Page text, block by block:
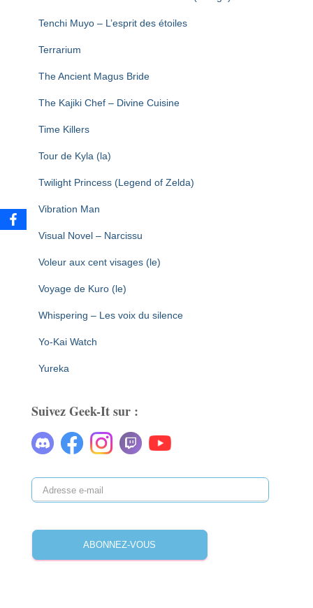
Tenchi Muyo – L’esprit des étoiles
Terrarium
The Ancient Magus Bride
The Kajiki Chef – Divine Cuisine
Time Killers
Tour de Kyla (la)
Twilight Princess (Legend of Zelda)
Vibration Man
Visual Novel – Narcissu
Voleur aux cent visages (le)
Voyage de Kuro (le)
Whispering – Les voix du silence
Yo-Kai Watch
Yureka
Suivez Geek-It sur :
A
d
e
s
ABONNEZ-VOUS